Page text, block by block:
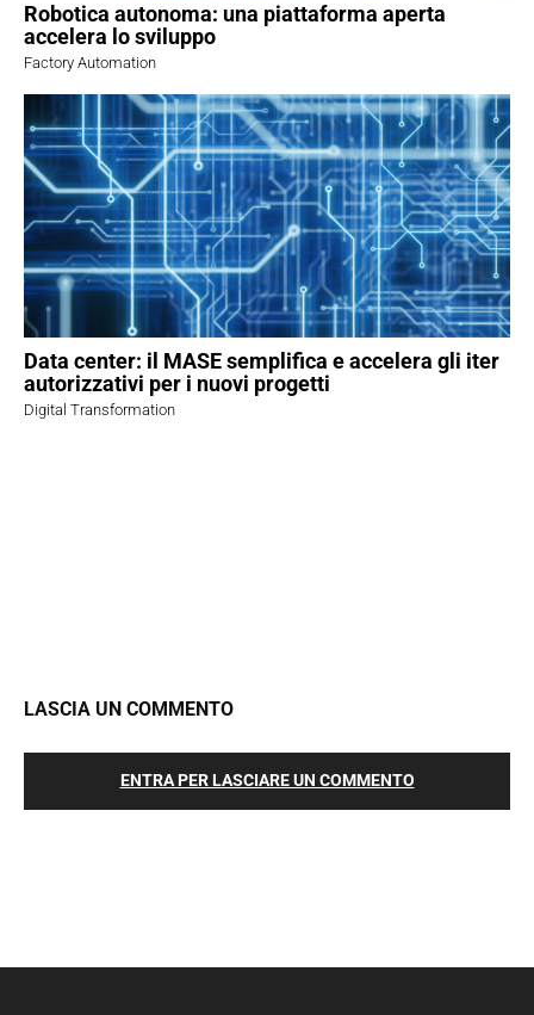
Robotica autonoma: una piattaforma aperta
accelera lo sviluppo
Factory Automation
Data center: il MASE semplifica e accelera gli iter
autorizzativi per i nuovi progetti
Digital Transformation
LASCIA UN COMMENTO
ENTRA PER LASCIARE UN COMMENTO